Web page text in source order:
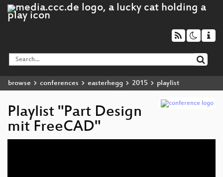
browse conferences easterhegg 2015 playlist
Playlist "Part Design
mit FreeCAD"